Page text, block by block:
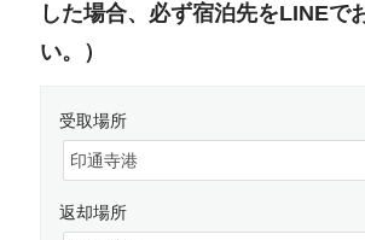
した場合、必ず宿泊先をLINEで
い。）
受取場所
返却場所